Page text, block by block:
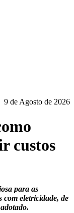
9 de Agosto de 2026
custos
para as
com eletricidade, de